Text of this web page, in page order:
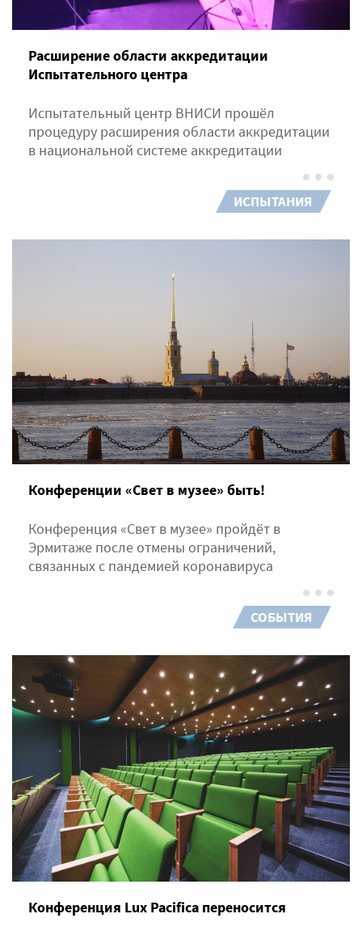
Расширение области аккредитации
Испытательного центра
Испытательный центр ВНИСИ прошёл
процедуру расширения области аккредитации
в национальной системе аккредитации
ИСПЫТАНИЯ
Конференции «Свет в музее» быть!
Конференция «Свет в музее» пройдёт в
Эрмитаже после отмены ограничений,
связанных с пандемией коронавируса
СОБЫТИЯ
Конференция Lux Pacifica переносится